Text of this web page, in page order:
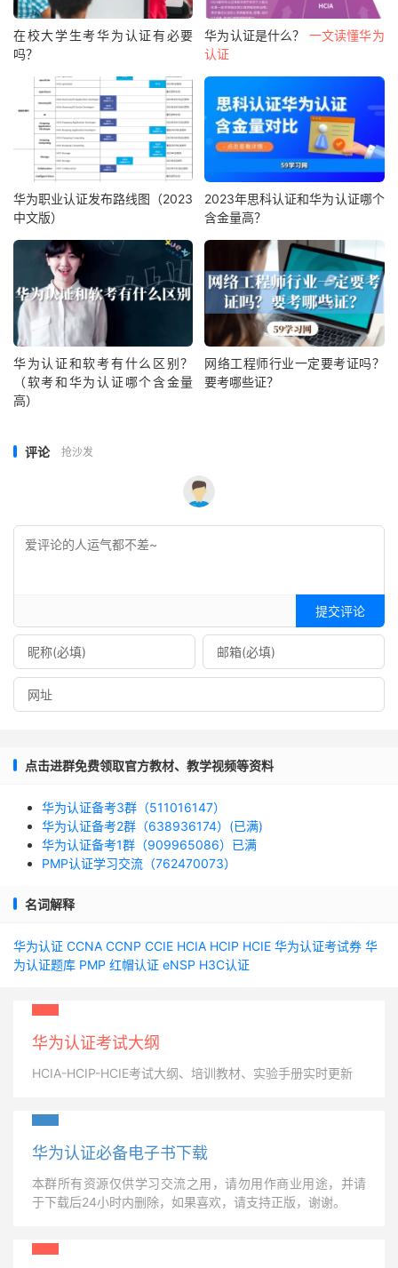
在校大学生考华为认证有必要
吗？
华为认证是什么？ 一文读懂华为
认证
华为职业认证发布路线图（2023
中文版）
2023年思科认证和华为认证哪个
含金量高？
华为认证和软考有什么区别？
（软考和华为认证哪个含金量
高）
网络工程师行业一定要考证吗？
要考哪些证？
评论 抢沙发
提交评论
点击进群免费领取官方教材、教学视频等资料
华为认证备考3群（511016147）
华为认证备考2群（638936174）(已满)
华为认证备考1群（909965086）已满
PMP认证学习交流（762470073）
名词解释
华为认证 CCNA CCNP CCIE HCIA HCIP HCIE 华为认证考试券 华
为认证题库 PMP 红帽认证 eNSP H3C认证
华为认证考试大纲
HCIA-HCIP-HCIE考试大纲、培训教材、实验手册实时更新
华为认证必备电子书下载
本群所有资源仅供学习交流之用，请勿用作商业用途，并请
于下载后24小时内删除，如果喜欢，请支持正版，谢谢。